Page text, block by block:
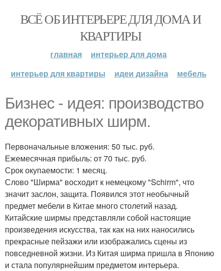
ВСЁ ОБ ИНТЕРЬЕРЕ ДЛЯ ДОМА И
КВАРТИРЫ
главная
интерьер для дома
интерьер для квартиры
идеи дизайна мебель
Бизнес - идея: производство
декоративных ширм.
Первоначальные вложения: 50 тыс. руб.
Ежемесячная прибыль: от 70 тыс. руб.
Срок окупаемости: 1 месяц.
Слово "Ширма" восходит к немецкому "Schirm", что
значит заслон, защита. Появился этот необычный
предмет мебели в Китае много столетий назад.
Китайские ширмы представляли собой настоящие
произведения искусства, так как на них наносились
прекрасные пейзажи или изображались сцены из
повседневной жизни. Из Китая ширма пришла в Японию
и стала популярнейшим предметом интерьера.